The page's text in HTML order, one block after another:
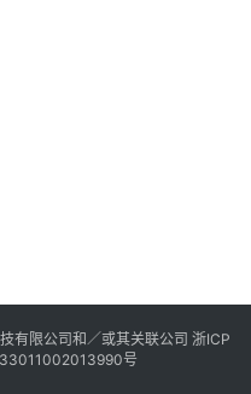
有限公司和／或其关联公司 浙ICP
号